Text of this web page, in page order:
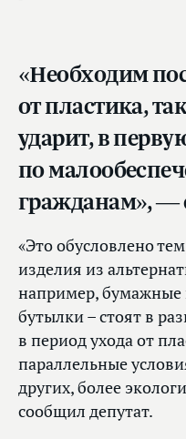
«Необходим
от пластика,
ударит, в
по
гражданам», —
«Это обусловлено
изделия из
например, бумажные
бутылки – стоят в
в период ухода от
параллельные
других, более
сообщил депутат.